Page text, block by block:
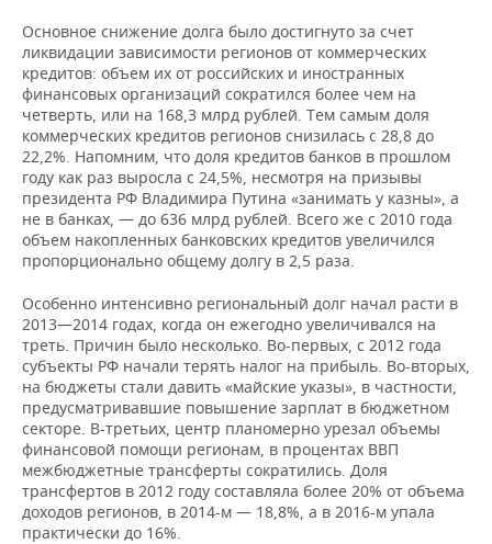
Основное снижение долга было достигнуто за счет
ликвидации зависимости регионов от коммерческих
кредитов: объем их от российских и иностранных
финансовых организаций сократился более чем на
четверть, или на 168,3 млрд рублей. Тем самым доля
коммерческих кредитов регионов снизилась с 28,8 до
22,2%. Напомним, что доля кредитов банков в прошлом
году как раз выросла с 24,5%, несмотря на призывы
президента РФ Владимира Путина «занимать у казны», а
не в банках, — до 636 млрд рублей. Всего же с 2010 года
объем накопленных банковских кредитов увеличился
пропорционально общему долгу в 2,5 раза.
Особенно интенсивно региональный долг начал расти в
2013—2014 годах, когда он ежегодно увеличивался на
треть. Причин было несколько. Во-первых, с 2012 года
субъекты РФ начали терять налог на прибыль. Во-вторых,
на бюджеты стали давить «майские указы», в частности,
предусматривавшие повышение зарплат в бюджетном
секторе. В-третьих, центр планомерно урезал объемы
финансовой помощи регионам, в процентах ВВП
межбюджетные трансферты сократились. Доля
трансфертов в 2012 году составляла более 20% от объема
доходов регионов, в 2014-м — 18,8%, а в 2016-м упала
практически до 16%.